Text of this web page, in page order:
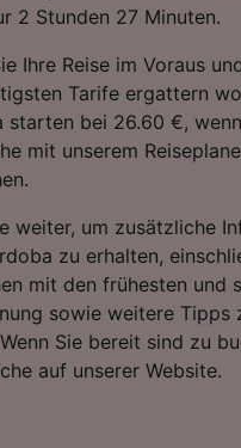
2 Stunden 27 Minuten.
Ihre Reise im Voraus
Tarife ergattern
starten bei 26.60 €,
mit unserem
weiter, um zusätzliche
zu erhalten,
mit den frühesten und
sowie weitere
Sie bereit sind zu
auf unserer Website.